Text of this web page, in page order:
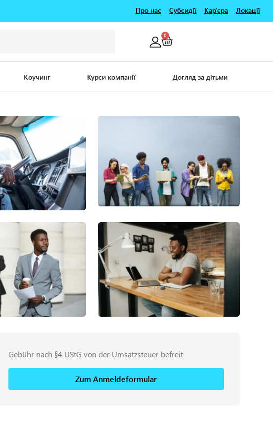
Про нас Субсидії Кар’єра Локації
0
Коучинг Курси компанії Догляд за дітьми
Gebühr nach §4 UStG von der Umsatzsteuer befreit
Zum Anmeldeformular